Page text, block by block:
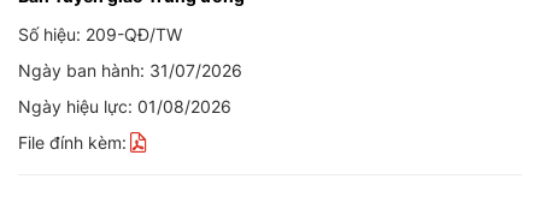
Số hiệu: 209-QĐ/TW
Ngày ban hành: 31/07/2026
Ngày hiệu lực: 01/08/2026
File đính kèm: